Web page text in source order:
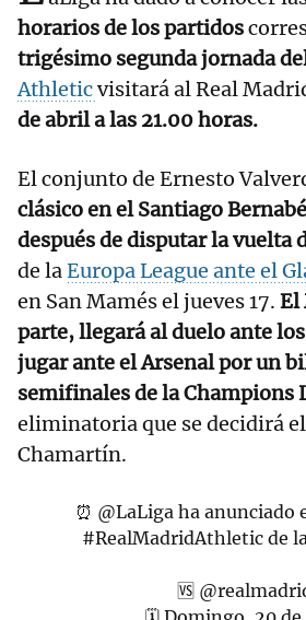
horarios de los partidos
trigésimo segunda jornada
Athleticvisitará al Real
de abril a las 21.00 horas.
El conjunto de Ernesto
clásico en el Santiago
después de disputar la vuelta
de laEuropa League ante el
en San Mamés el jueves 17. El
parte, llegará al duelo ante
jugar ante el Arsenal por un
semifinales de la Champions
eliminatoria que se decidirá
Chamartín.
⏰ @LaLiga ha anunciado
#RealMadridAthleticde
🆚